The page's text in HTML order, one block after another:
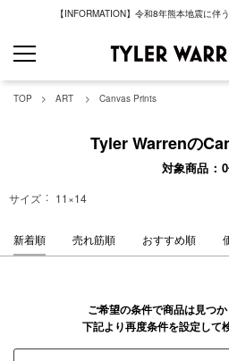
【INFORMATION】令和8年熊本地震に伴
TOP ART Canvas Prints
Tyler Warrenの
対象商品 0
サイズ 11×14
新着順 売れ筋順 おすすめ順
ご希望の条件で商品は見つか
下記より再度条件を設定して